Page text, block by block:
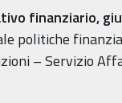
finanziario,
politiche
– Servizio